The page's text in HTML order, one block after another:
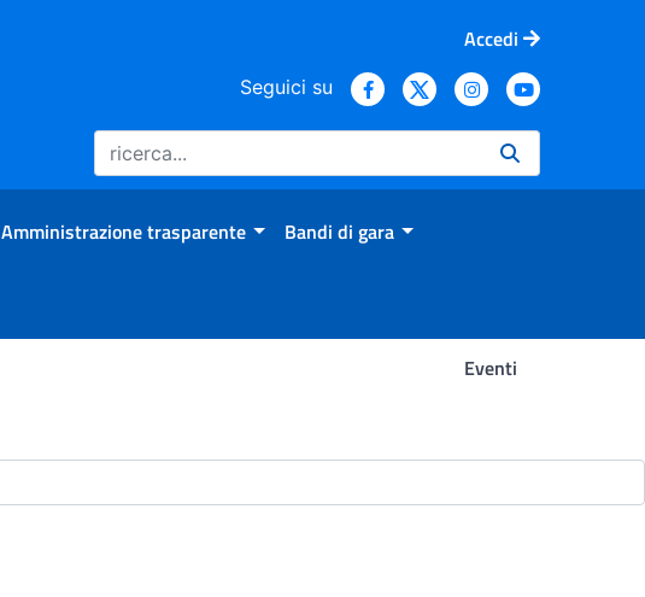
Accedi
Seguici su
Amministrazione trasparente Bandi di gara
Eventi